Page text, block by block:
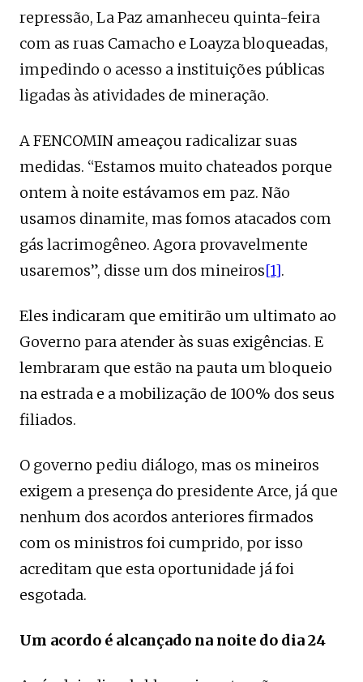
repressão, La Paz amanheceu quinta-feira
com as ruas Camacho e Loayza bloqueadas,
impedindo o acesso a instituições públicas
ligadas às atividades de mineração.
A FENCOMIN ameaçou radicalizar suas
medidas. “Estamos muito chateados porque
ontem à noite estávamos em paz. Não
usamos dinamite, mas fomos atacados com
gás lacrimogêneo. Agora provavelmente
usaremos”, disse um dos mineiros[1].
Eles indicaram que emitirão um ultimato ao
Governo para atender às suas exigências. E
lembraram que estão na pauta um bloqueio
na estrada e a mobilização de 100% dos seus
filiados.
O governo pediu diálogo, mas os mineiros
exigem a presença do presidente Arce, já que
nenhum dos acordos anteriores firmados
com os ministros foi cumprido, por isso
acreditam que esta oportunidade já foi
esgotada.
Um acordo é alcançado na noite do dia 24